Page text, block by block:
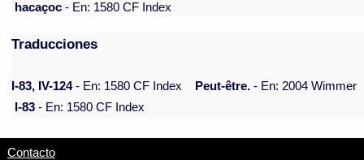
hacaçoc - En: 1580 CF Index
Traducciones
I-83, IV-124- En: 1580 CF Index Peut-être. - En: 2004 Wimmer
I-83 - En: 1580 CF Index
Contacto